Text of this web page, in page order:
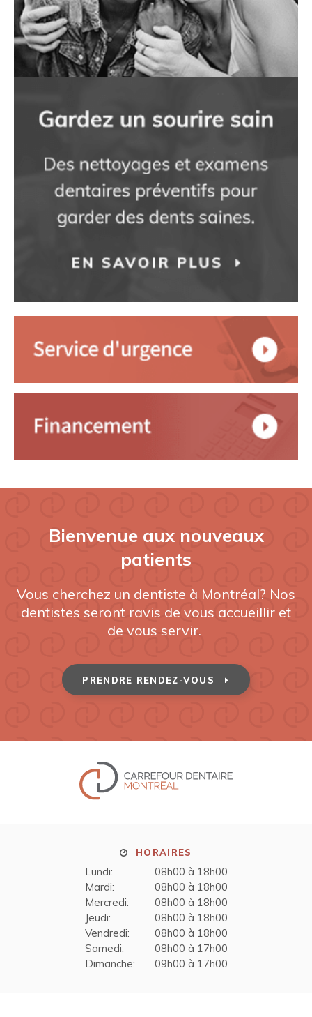
Bienvenue aux nouveaux
patients
Vous cherchez un dentiste à Montréal? Nos
dentistes seront ravis de vous accueillir et
de vous servir.
PRENDRE RENDEZ-VOUS
HORAIRES
Lundi:
08h00 à 18h00
Mardi:
08h00 à 18h00
Mercredi:
08h00 à 18h00
Jeudi:
08h00 à 18h00
Vendredi:
08h00 à 18h00
Samedi:
08h00 à 17h00
Dimanche:
09h00 à 17h00